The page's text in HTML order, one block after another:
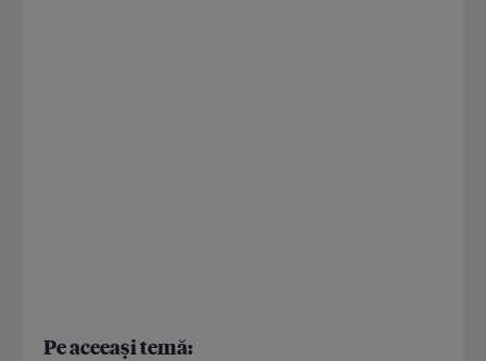
Pe aceeași temă: